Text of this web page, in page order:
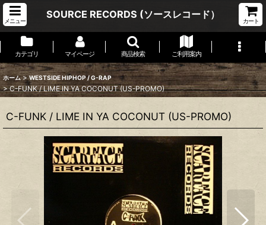
メニュー
SOURCE RECORDS (ソースレコード）
カート
カテゴリ マイページ 商品検索 ご利用案内
ホーム > WESTSIDE HIPHOP / G-RAP
> C-FUNK ‎/ LIME IN YA COCONUT (US-PROMO)
C-FUNK ‎/ LIME IN YA COCONUT (US-PROMO)